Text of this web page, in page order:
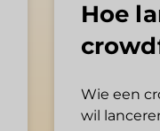
Hoe
Wie een
wil